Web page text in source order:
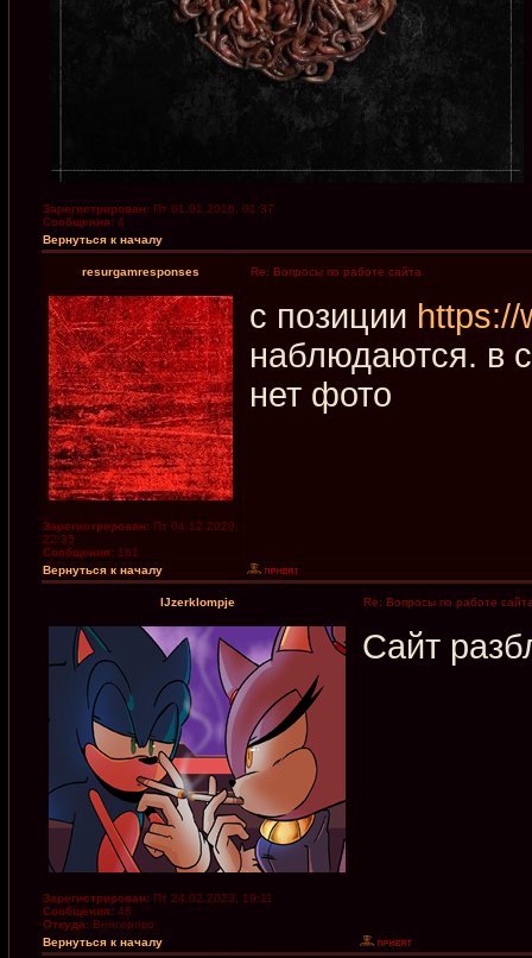
Зарегистрирован: Пт 01.01.2016, 01:37
Сообщения: 4
Вернуться к началу
resurgamresponses Re: Вопросы по работе сайта
Зарегистрирован: Пт 04.12.2020,
22:35
Сообщения: 161
с позиции https://
наблюдаются. в
нет фото
Вернуться к началу
IJzerklompje Re: Вопросы по работе
Зарегистрирован: Пт 24.02.2023, 19:11
Сообщения: 46
Откуда: Венгерово
Сайт
Вернуться к началу